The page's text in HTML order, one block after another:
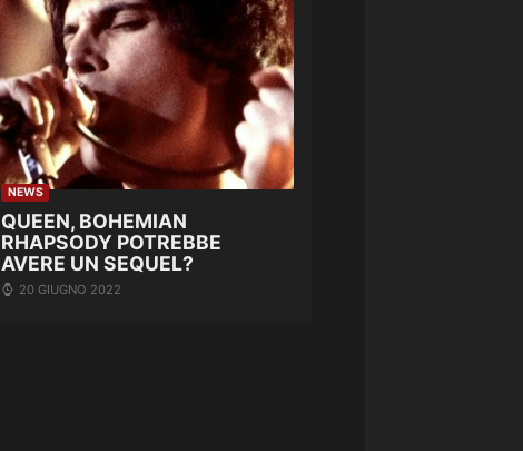
NEWS
QUEEN, BOHEMIAN
RHAPSODY POTREBBE
AVERE UN SEQUEL?
20 GIUGNO 2022